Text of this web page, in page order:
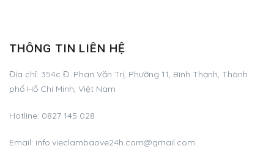
THÔNG TIN LIÊN HỆ
Địa chỉ: 354c Đ. Phan Văn Trị, Phường 11, Bình Thạnh, Thành
phố Hồ Chí Minh, Việt Nam
Hotline: 0827 145 028
Email: info.vieclambaove24h.com@gmail.com